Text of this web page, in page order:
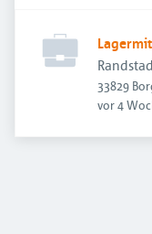
33829
vor 4